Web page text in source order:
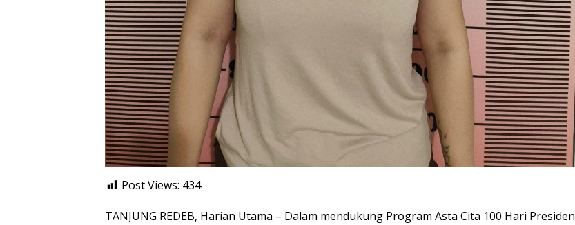
Post Views: 434
TANJUNG REDEB, Harian Utama – Dalam mendukung Program Asta Cita 100 Hari Presiden